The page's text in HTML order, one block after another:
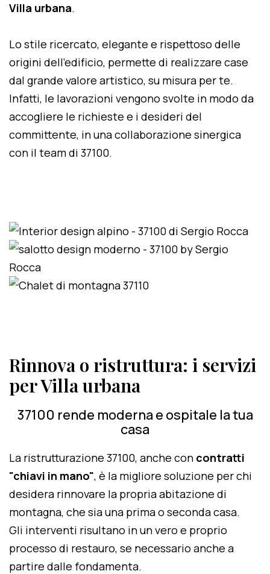
Villa urbana.
Lo stile ricercato, elegante e rispettoso delle
origini dell'edificio, permette di realizzare case
dal grande valore artistico, su misura per te.
Infatti, le lavorazioni vengono svolte in modo da
accogliere le richieste e i desideri del
committente, in una collaborazione sinergica
con il team di 37100.
Rinnova o ristruttura: i servizi
per Villa urbana
37100 rende moderna e ospitale la tua
casa
La ristrutturazione 37100, anche con contratti
"chiavi in mano", è la migliore soluzione per chi
desidera rinnovare la propria abitazione di
montagna, che sia una prima o seconda casa.
Gli interventi risultano in un vero e proprio
processo di restauro, se necessario anche a
partire dalle fondamenta.